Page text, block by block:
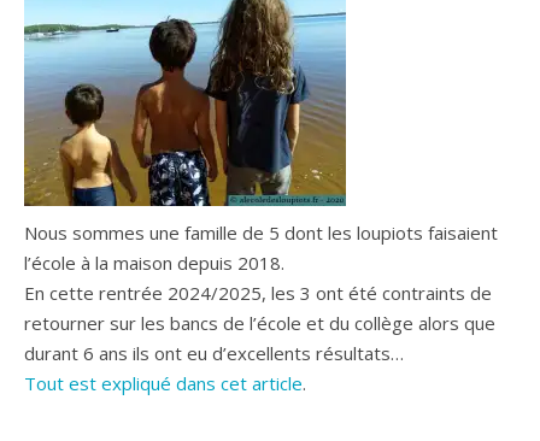
Nous sommes une famille de 5 dont les loupiots faisaient
l’école à la maison depuis 2018.
En cette rentrée 2024/2025, les 3 ont été contraints de
retourner sur les bancs de l’école et du collège alors que
durant 6 ans ils ont eu d’excellents résultats…
Tout est expliqué dans cet article.